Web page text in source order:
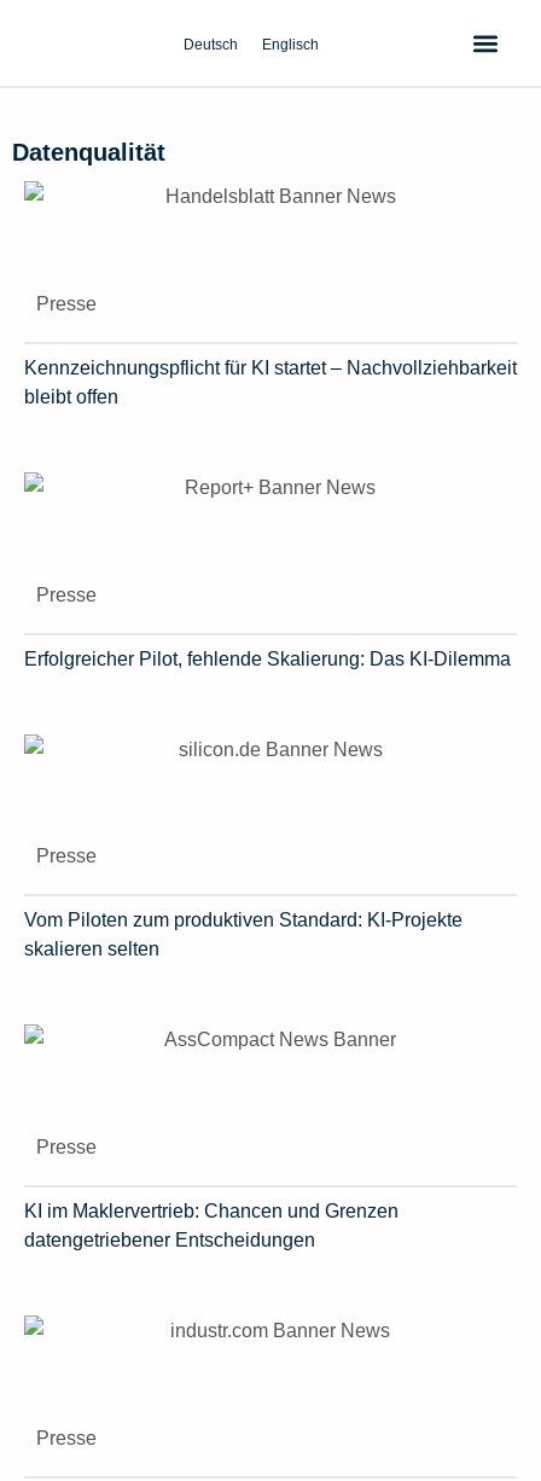
Deutsch Englisch
Datenqualität
Presse
Kennzeichnungspflicht für KI startet – Nachvollziehbarkeit
bleibt offen
Presse
Erfolgreicher Pilot, fehlende Skalierung: Das KI-Dilemma
Presse
Vom Piloten zum produktiven Standard: KI-Projekte
skalieren selten
Presse
KI im Maklervertrieb: Chancen und Grenzen
datengetriebener Entscheidungen
Presse